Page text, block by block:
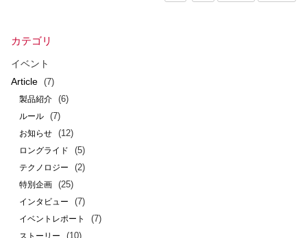
カテゴリ
イベント
Article
(7)
製品紹介 (6)
ルール (7)
お知らせ (12)
ロングライド (5)
テクノロジー (2)
特別企画 (25)
インタビュー (7)
イベントレポート (7)
ストーリー (10)